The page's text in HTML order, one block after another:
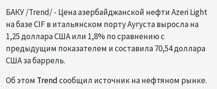
БАКУ /Trend/ - Цена азербайджанской нефти Azeri Light
на базе CIF в итальянском порту Аугуста выросла на
1,25 доллара США или 1,8% по сравнению с
предыдущим показателем и составила 70,54 доллара
США за баррель.
Об этом Trendсообщил источник на нефтяном рынке.